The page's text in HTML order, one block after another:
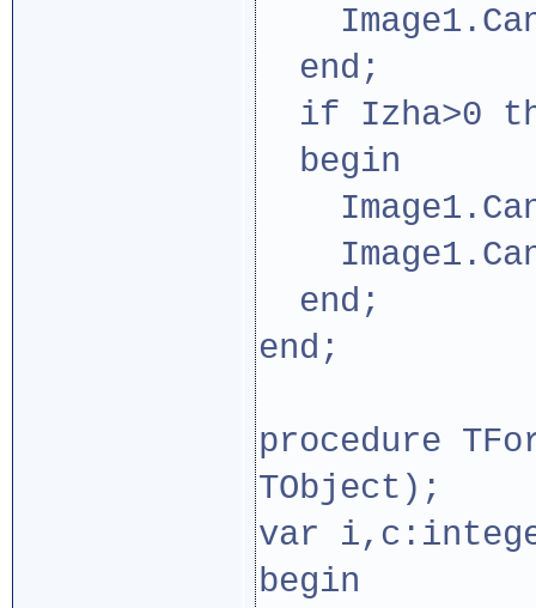
end;
if Izha>0
begin
end;
end;
procedure
TObject);
var
begin